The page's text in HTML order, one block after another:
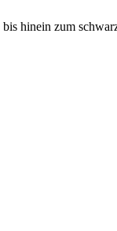
hinein zum